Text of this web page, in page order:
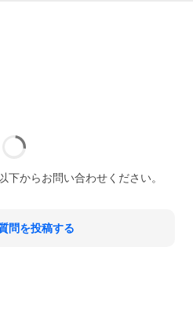
下からお問い合わせください。
問を投稿する